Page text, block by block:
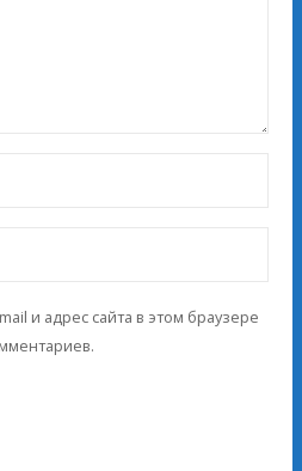
и адрес сайта в этом браузере